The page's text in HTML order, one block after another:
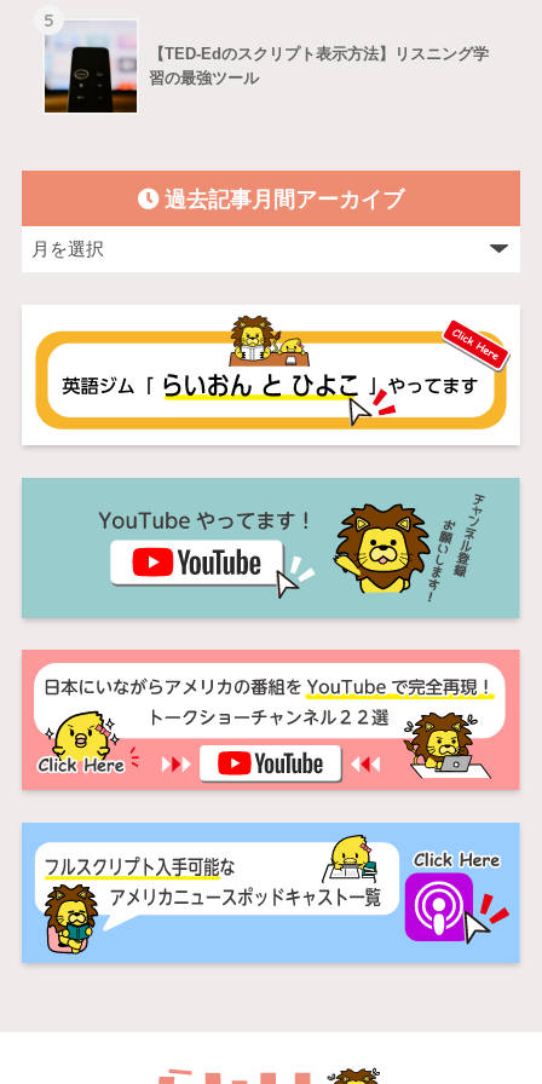
5
【TED-Edのスクリプト表示方法】リスニング学
習の最強ツール
過去記事月間アーカイブ